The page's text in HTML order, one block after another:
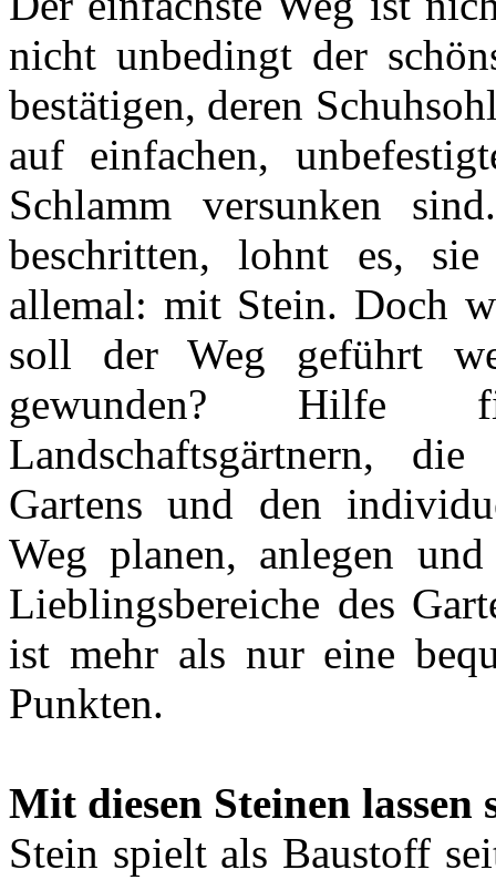
nicht unbedingt der
bestätigen, deren
auf einfachen,
Schlamm versunken
beschritten, lohnt es,
allemal: mit Stein. Doch
soll der Weg geführt
gewunden? Hilfe
Landschaftsgärtnern,
Gartens und den
Weg planen, anlegen
Lieblingsbereiche des
ist mehr als nur eine
Punkten.
Mit diesen Steinen lassen
Stein spielt als Baustoff